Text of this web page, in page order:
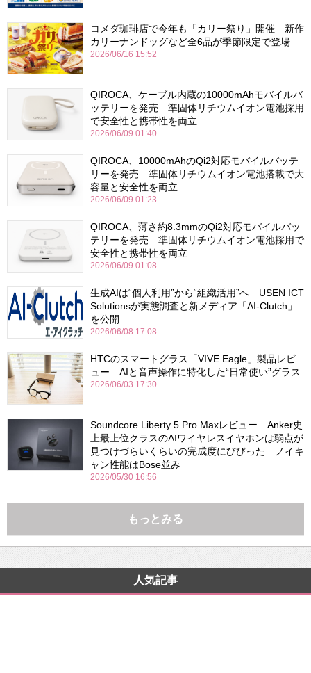
コメダ珈琲店で今年も「カリー祭り」開催 新作
カリーナンドッグなど全6品が季節限定で登場
2026/06/16 15:52
QIROCA、ケーブル内蔵の10000mAhモバイルバ
ッテリーを発売 準固体リチウムイオン電池採用
で安全性と携帯性を両立
2026/06/09 01:40
QIROCA、10000mAhのQi2対応モバイルバッテ
リーを発売 準固体リチウムイオン電池搭載で大
容量と安全性を両立
2026/06/09 01:23
QIROCA、薄さ約8.3mmのQi2対応モバイルバッ
テリーを発売 準固体リチウムイオン電池採用で
安全性と携帯性を両立
2026/06/09 01:08
生成AIは“個人利用”から“組織活用”へ USEN ICT
Solutionsが実態調査と新メディア「AI-Clutch」
を公開
2026/06/08 17:08
HTCのスマートグラス「VIVE Eagle」製品レビ
ュー AIと音声操作に特化した“日常使い”グラス
2026/06/03 17:30
Soundcore Liberty 5 Pro Maxレビュー Anker史
上最上位クラスのAIワイヤレスイヤホンは弱点が
見つけづらいくらいの完成度にびびった ノイキ
ャン性能はBose並み
2026/05/30 16:56
もっとみる
人気記事